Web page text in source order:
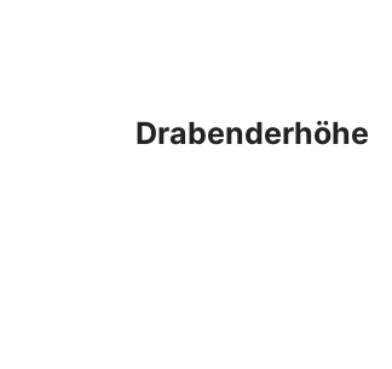
Drabenderhöhe